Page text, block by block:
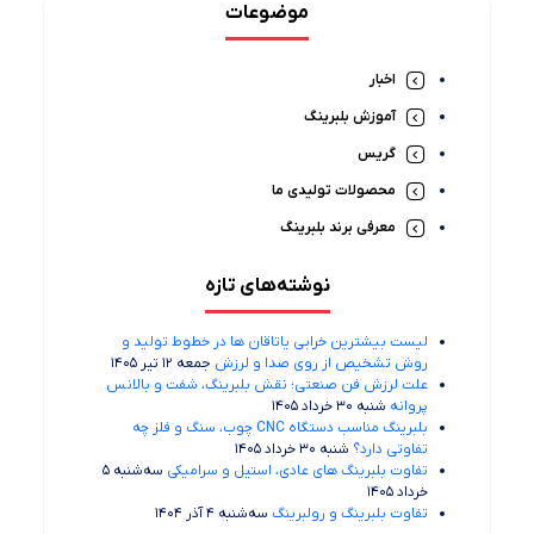
موضوعات
اخبار
آموزش بلبرینگ
گریس
محصولات تولیدی ما
معرفی برند بلبرینگ
نوشته‌های تازه
لیست بیشترین خرابی‌ یاتاقان ها در خطوط تولید و
روش تشخیص از روی صدا و لرزش جمعه 12 تیر 1405
علت لرزش فن صنعتی؛ نقش بلبرینگ، شفت و بالانس
پروانه شنبه 30 خرداد 1405
بلبرینگ مناسب دستگاه CNC چوب، سنگ و فلز چه
تفاوتی دارد؟ شنبه 30 خرداد 1405
تفاوت بلبرینگ های عادی، استیل و سرامیکی
سه‌شنبه 5
خرداد 1405
تفاوت بلبرینگ و رولبرینگ سه‌شنبه 4 آذر 1404